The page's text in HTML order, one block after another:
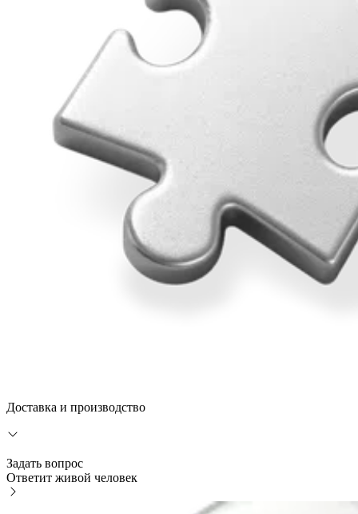
Доставка и производство
Задать вопрос
Ответит живой человек